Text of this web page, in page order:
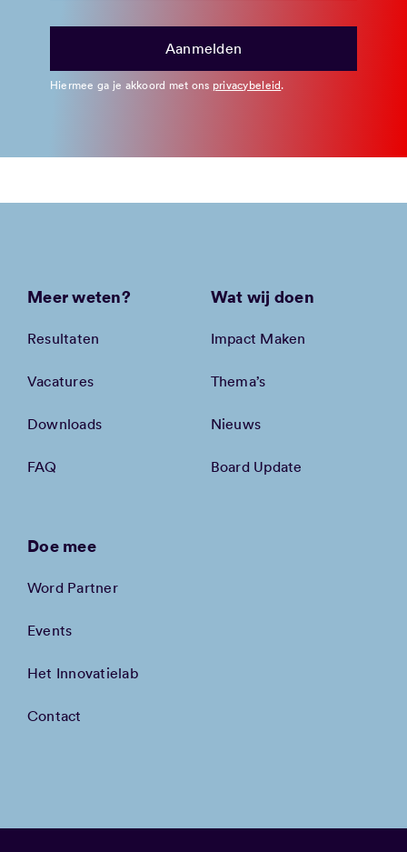
Hiermee ga je akkoord met ons privacybeleid.
Meer weten?
Resultaten
Vacatures
Downloads
FAQ
Wat wij doen
Impact Maken
Thema’s
Nieuws
Board Update
Doe mee
Word Partner
Events
Het Innovatielab
Contact